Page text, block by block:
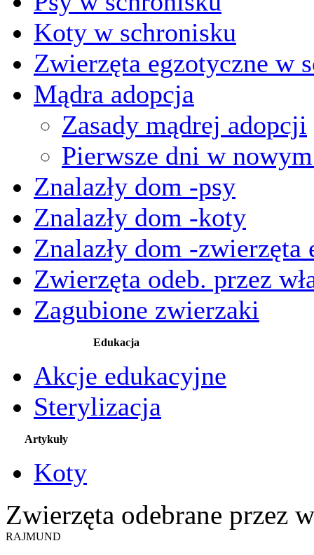
Koty w schronisku
Zwierzęta egzotyczne w
Mądra adopcja
Zasady mądrej adopcji
Pierwsze dni w
Znalazły dom -psy
Znalazły dom -koty
Znalazły dom -zwierzęta
Zwierzęta odeb. przez
Zagubione zwierzaki
Edukacja
Akcje edukacyjne
Sterylizacja
Artykuły
Koty
Zwierzęta odebrane przez
RAJMUND